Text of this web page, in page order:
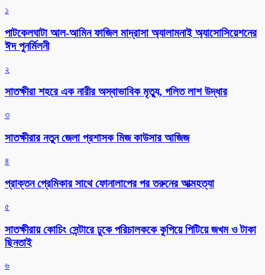
১
পাটকেলঘাটা আল-আমিন ফাজিল মাদ্রাসা অ্যালামনাই অ্যাসোসিয়েশনের
ঈদ পুনর্মিলনী
২
সাতক্ষীরা শহরে এক নারীর অস্বাভাবিক মৃত্যু, গলিত লাশ উদ্ধার
৩
সাতক্ষীরার নতুন জেলা প্রশাসক মিজ কাউসার আজিজ
৪
প্রাক্তন প্রেমিকার সাথে ফোনালাপের পর তরুনের আত্মহত্যা
৫
সাতক্ষীরায় কোচিং সেন্টারে ঢুকে পরিচালককে কুপিয়ে পিটিয়ে জখম ও টাকা
ছিনতাই
৬